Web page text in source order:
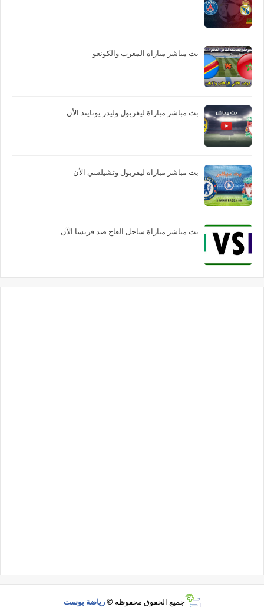
بث مباشر مباراة المغرب والكونغو
بث مباشر مباراة ليفربول وليدز يونايتد الأن
بث مباشر مباراة ليفربول وتشيلسي الأن
بث مباشر مباراة ساحل العاج ضد فرنسا الآن
جميع الحقوق محفوظة ©رياضة بوست